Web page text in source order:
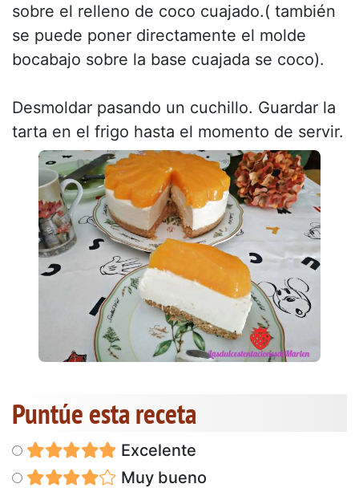
sobre el relleno de coco cuajado.( también
se puede poner directamente el molde
bocabajo sobre la base cuajada se coco).
Desmoldar pasando un cuchillo. Guardar la
tarta en el frigo hasta el momento de servir.
Puntúe esta receta
Excelente
Muy bueno